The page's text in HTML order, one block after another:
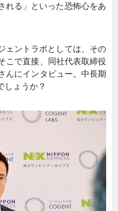
れる」といった恐怖心をあ
ェントラボとしては、その
こで直接、同社代表取締役
んにインタビュー。中長期
しょうか？